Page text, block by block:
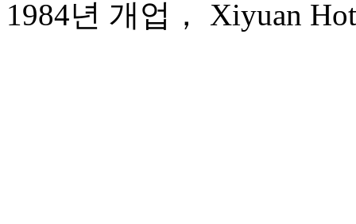
1984년 개업， Xiyuan